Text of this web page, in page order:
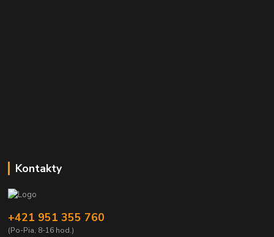
Kontakty
+421 951 355 760
(Po-Pia, 8-16 hod.)